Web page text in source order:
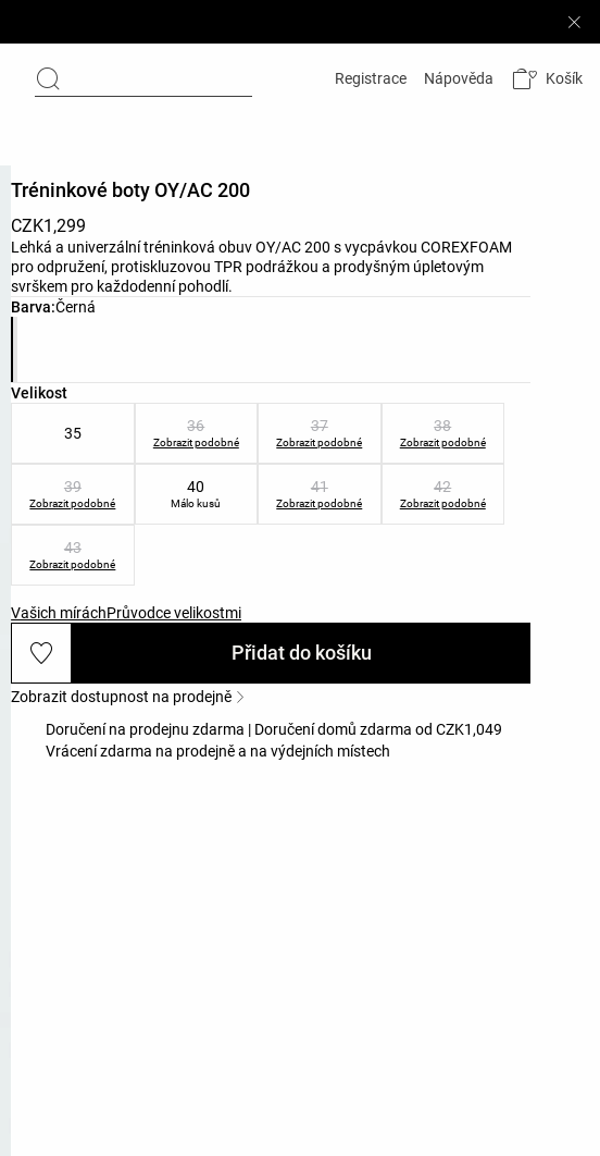
Registrace Nápověda Košík
Barva:Černá
Seznam barev produktu
Tréninkové boty OY/AC 200
CZK1,299
Lehká a univerzální tréninková obuv OY/AC 200 s vycpávkou COREXFOAM
pro odpružení, protiskluzovou TPR podrážkou a prodyšným úpletovým
svrškem pro každodenní pohodlí.
Velikost
Seznam velikostí produktu
35 36
Zobrazit podobné
37
Zobrazit podobné
38
Zobrazit podobné
39
Zobrazit podobné
40
Málo kusů
41
Zobrazit podobné
42
Zobrazit podobné
43
Zobrazit podobné
Vašich míráchPrůvodce velikostmi
Přidat do košíku
Zobrazit dostupnost na prodejně
Doručení na prodejnu zdarma | Doručení domů zdarma od CZK1,049
Vrácení zdarma na prodejně a na výdejních místech